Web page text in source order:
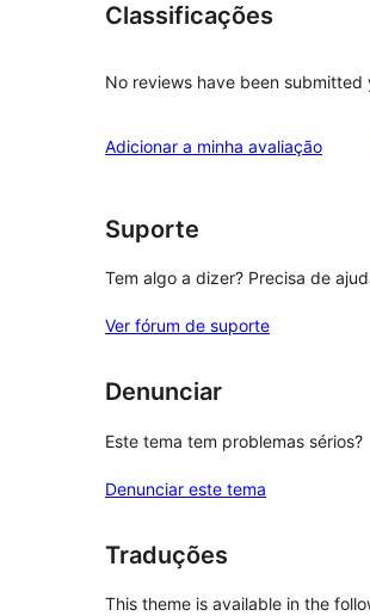
Classificações
No reviews have been submitted
Adicionar a minha avaliação
Suporte
Tem algo a dizer? Precisa de
Ver fórum de suporte
Denunciar
Este tema tem problemas sérios?
Denunciar este tema
Traduções
This theme is available in the